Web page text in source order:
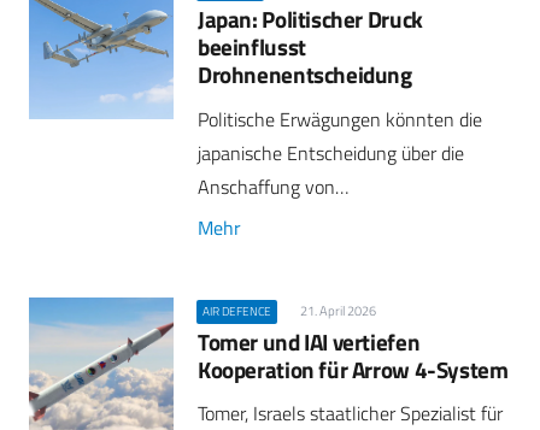
Japan: Politischer Druck
beeinflusst
Drohnenentscheidung
Politische Erwägungen könnten die
japanische Entscheidung über die
Anschaffung von…
Mehr
AIR DEFENCE 21. April 2026
Tomer und IAI vertiefen
Kooperation für Arrow 4-System
Tomer, Israels staatlicher Spezialist für